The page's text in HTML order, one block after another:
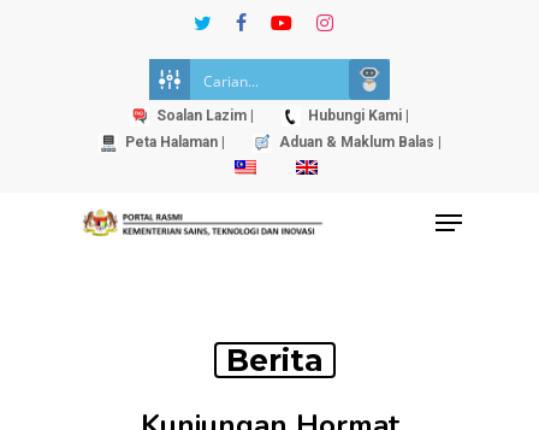
twitterfacebookyoutubeinstagram
Soalan Lazim |
Hubungi Kami |
Peta Halaman |
Aduan & Maklum Balas |
Menu
Berita